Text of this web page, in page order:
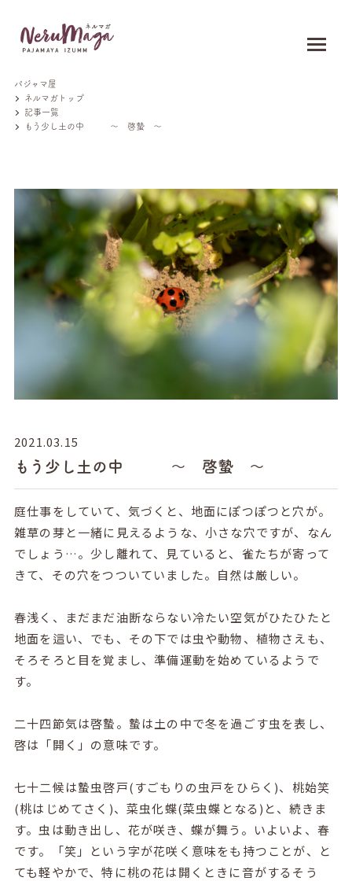
パジャマ屋
ネルマガトップ
記事一覧
もう少し土の中 ～ 啓蟄 ～
2021.03.15
もう少し土の中 ～ 啓蟄 ～
庭仕事をしていて、気づくと、地面にぽつぽつと穴が。
雑草の芽と一緒に見えるような、小さな穴ですが、なん
でしょう…。少し離れて、見ていると、雀たちが寄って
きて、その穴をつついていました。自然は厳しい。
春浅く、まだまだ油断ならない冷たい空気がひたひたと
地面を這い、でも、その下では虫や動物、植物さえも、
そろそろと目を覚まし、準備運動を始めているようで
す。
二十四節気は啓蟄。蟄は土の中で冬を過ごす虫を表し、
啓は「開く」の意味です。
七十二候は蟄虫啓戸(すごもりの虫戸をひらく)、桃始笑
(桃はじめてさく)、菜虫化蝶(菜虫蝶となる)と、続きま
す。虫は動き出し、花が咲き、蝶が舞う。いよいよ、春
です。「笑」という字が花咲く意味をも持つことが、と
ても軽やかで、特に桃の花は開くときに音がするそう